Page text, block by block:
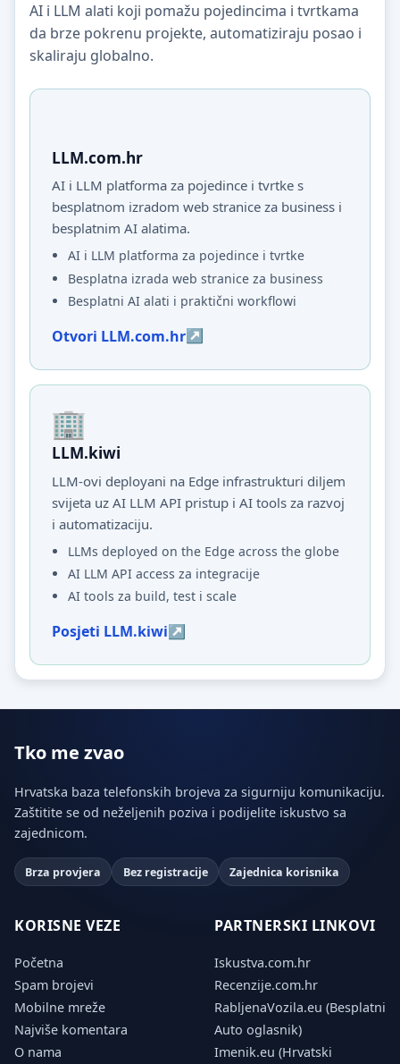
AI i LLM alati koji pomažu pojedincima i tvrtkama
da brze pokrenu projekte, automatiziraju posao i
skaliraju globalno.
LLM.com.hr
AI i LLM platforma za pojedince i tvrtke s
besplatnom izradom web stranice za business i
besplatnim AI alatima.
AI i LLM platforma za pojedince i tvrtke
Besplatna izrada web stranice za business
Besplatni AI alati i praktični workflowi
Otvori LLM.com.hr
LLM.kiwi
LLM-ovi deployani na Edge infrastrukturi diljem
svijeta uz AI LLM API pristup i AI tools za razvoj
i automatizaciju.
LLMs deployed on the Edge across the globe
AI LLM API access za integracije
AI tools za build, test i scale
Posjeti LLM.kiwi
Tko me zvao
Hrvatska baza telefonskih brojeva za sigurniju komunikaciju.
Zaštitite se od neželjenih poziva i podijelite iskustvo sa
zajednicom.
Brza provjera Bez registracije Zajednica korisnika
KORISNE VEZE
Početna
Spam brojevi
Mobilne mreže
Najviše komentara
O nama
PARTNERSKI LINKOVI
Iskustva.com.hr
Recenzije.com.hr
RabljenaVozila.eu (Besplatni
Auto oglasnik)
Imenik.eu (Hrvatski